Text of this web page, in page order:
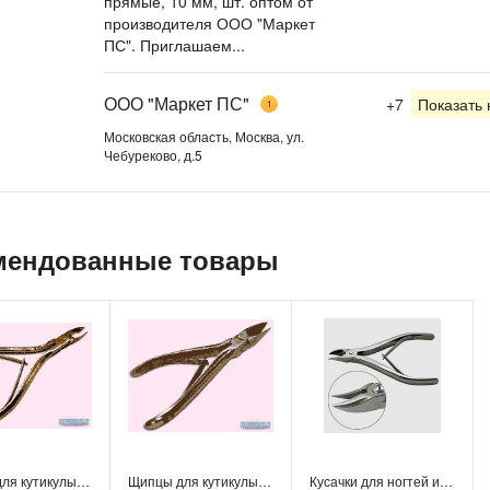
производителя ООО "Маркет
ПС". Приглашаем...
ООО "Маркет ПС" 1
Московская область, Москва, ул.
Чебуреково, д.5
+7
товары
Щипцы для кутикулы Дорива угловые, 5 мм, шт. Щипцы для кутикулы Дорива универсальные, шт. Кусачки для ногтей изогнутые